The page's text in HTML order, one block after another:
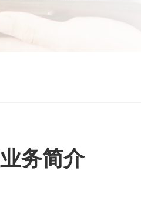
务简介